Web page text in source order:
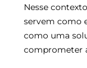
Nesse
servem como
como uma
comprometer